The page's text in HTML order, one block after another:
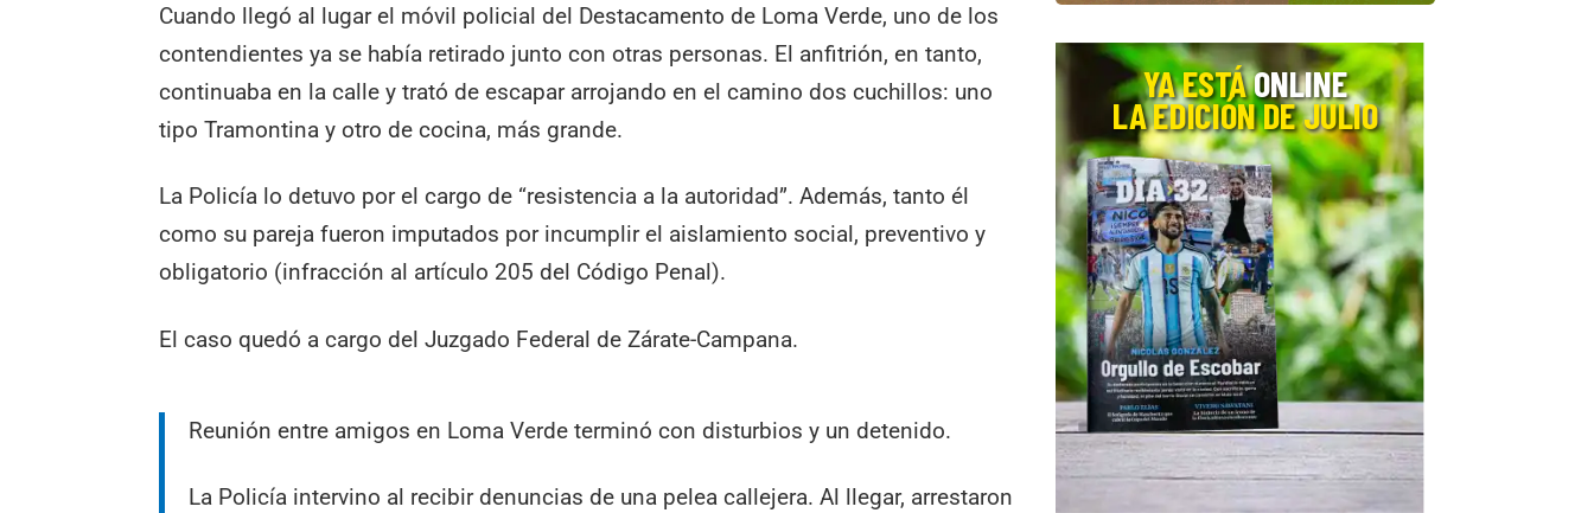
Cuando llegó al lugar el móvil policial del Destacamento de Loma Verde, uno de los
contendientes ya se había retirado junto con otras personas. El anfitrión, en tanto,
continuaba en la calle y trató de escapar arrojando en el camino dos cuchillos: uno
tipo Tramontina y otro de cocina, más grande.
La Policía lo detuvo por el cargo de “resistencia a la autoridad”. Además, tanto él
como su pareja fueron imputados por incumplir el aislamiento social, preventivo y
obligatorio (infracción al artículo 205 del Código Penal).
El caso quedó a cargo del Juzgado Federal de Zárate-Campana.
Reunión entre amigos en Loma Verde terminó con disturbios y un detenido.
La Policía intervino al recibir denuncias de una pelea callejera. Al llegar, arrestaron